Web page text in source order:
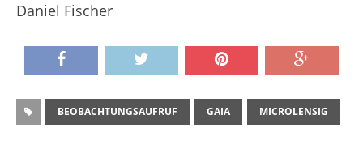
Daniel Fischer
BEOBACHTUNGSAUFRUF GAIA MICROLENSIG